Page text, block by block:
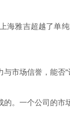
海雅吉超越了单
市场信誉，能否“
的。一个公司的市